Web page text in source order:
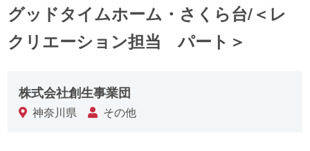
グッドタイムホーム・さくら台/＜レ
クリエーション担当 パート＞
株式会社創生事業団
神奈川県 その他